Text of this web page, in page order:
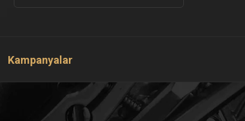
Kampanyalar